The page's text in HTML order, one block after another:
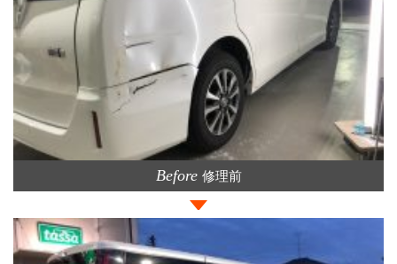
Before 修理前